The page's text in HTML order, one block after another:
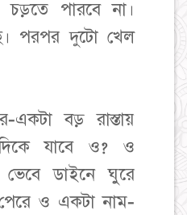
পারবে না।
পরপর দুটো খেল
একটা বড় রাস্তায়
যাবে ও? ও
ডাইনে ঘুরে
ও একটা নাম-